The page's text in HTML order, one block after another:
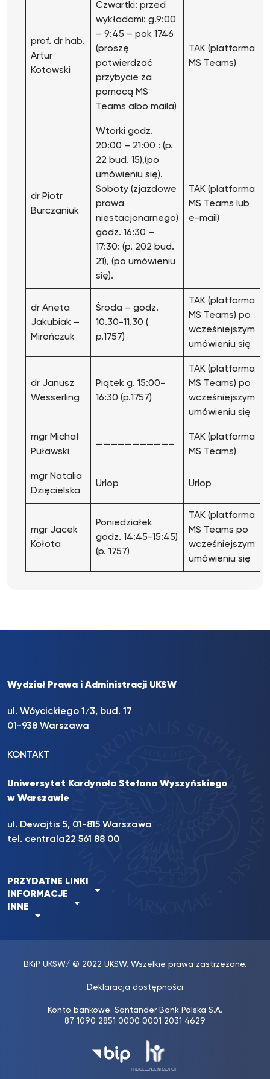
prof. dr hab.
Artur
Kotowski
Czwartki: przed
wykładami: g.9:00
– 9:45 – pok 1746
(proszę
potwierdzać
przybycie za
pomocą MS
Teams albo maila)
TAK (platforma
MS Teams)
dr Piotr
Burczaniuk
Wtorki godz.
20:00 – 21:00 : (p.
22 bud. 15),(po
umówieniu się).
Soboty (zjazdowe
prawa
niestacjonarnego)
godz. 16:30 –
17:30: (p. 202 bud.
21), (po umówieniu
się).
TAK (platforma
MS Teams lub
e-mail)
dr Aneta
Jakubiak –
Mirończuk
Środa – godz.
10.30-11.30 (
p.1757)
TAK (platforma
MS Teams) po
wcześniejszym
umówieniu się
dr Janusz
Wesserling
Piątek g. 15:00-
16:30 (p.1757)
TAK (platforma
MS Teams) po
wcześniejszym
umówieniu się
mgr Michał
Puławski
——————————–
TAK (platforma
MS Teams)
mgr Natalia
Dzięcielska
Urlop Urlop
mgr Jacek
Kołota
Poniedziałek
godz. 14:45-15:45)
(p. 1757)
TAK (platforma
MS Teams po
wcześniejszym
umówieniu się
Wydział Prawa i Administracji UKSW
ul. Wóycickiego 1/3, bud. 17
01-938 Warszawa
KONTAKT
Uniwersytet Kardynała Stefana Wyszyńskiego
w Warszawie
ul. Dewajtis 5, 01-815 Warszawa
tel. centrala22 561 88 00
PRZYDATNE LINKI
INFORMACJE
INNE
BKiP UKSW/ © 2022 UKSW. Wszelkie prawa zastrzeżone.
Deklaracja dostępności
Konto bankowe: Santander Bank Polska S.A.
87 1090 2851 0000 0001 2031 4629